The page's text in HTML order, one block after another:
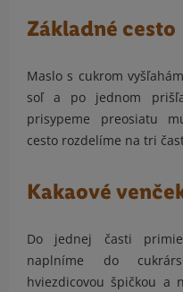
Základné cesto
Maslo s cukrom
soľ a po jednom
prisypeme preosiatu
cesto rozdelíme na tri
Kakaové
Do jednej časti
naplníme do
hviezdicovou špičkou a